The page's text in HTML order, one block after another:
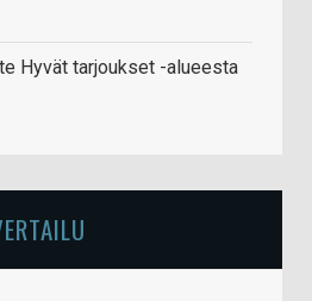
Hyvät tarjoukset -alueesta